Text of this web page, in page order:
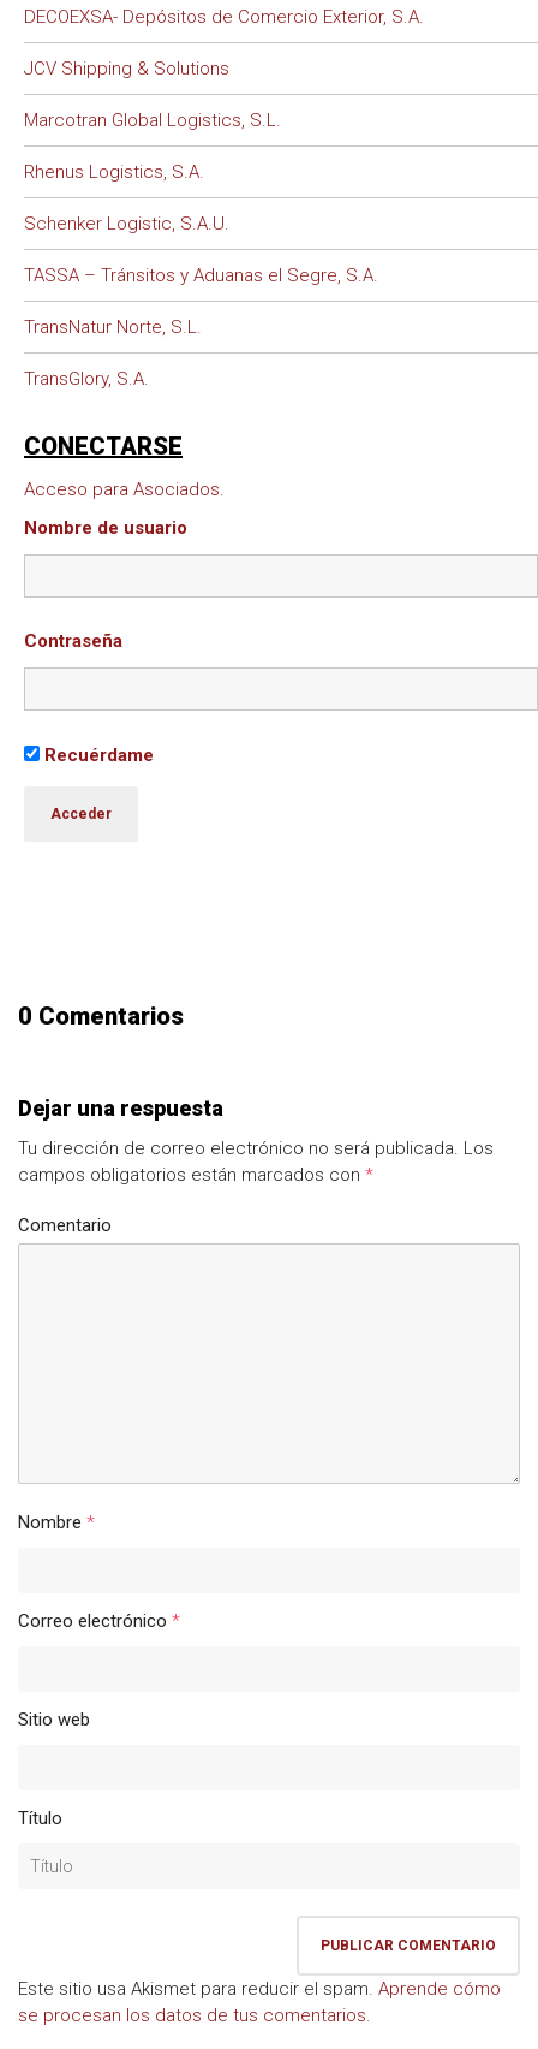
DECOEXSA- Depósitos de Comercio Exterior, S.A.
JCV Shipping & Solutions
Marcotran Global Logistics, S.L.
Rhenus Logistics, S.A.
Schenker Logistic, S.A.U.
TASSA – Tránsitos y Aduanas el Segre, S.A.
TransNatur Norte, S.L.
TransGlory, S.A.
CONECTARSE
Acceso para Asociados.
Nombre de usuario
Contraseña
Recuérdame
0 Comentarios
Dejar una respuesta
Tu dirección de correo electrónico no será publicada. Los
campos obligatorios están marcados con *
Comentario
Nombre *
Correo electrónico *
Sitio web
Título
Este sitio usa Akismet para reducir el spam. Aprende cómo
se procesan los datos de tus comentarios.